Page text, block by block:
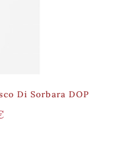
Di Sorbara DOP